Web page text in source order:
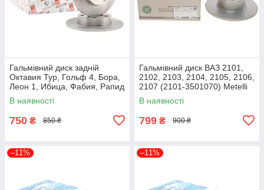
Гальмівний диск задній
Октавия Тур, Гольф 4, Бора,
Леон 1, Ибица, Фабия, Рапид
(1JE615301) Ferodo DDF929
В наявності
750 ₴ 850 ₴
Гальмівний диск ВАЗ 2101,
2102, 2103, 2104, 2105, 2106,
2107 (2101-3501070) Metelli
23-0043
В наявності
799 ₴ 900 ₴
–11% –11%